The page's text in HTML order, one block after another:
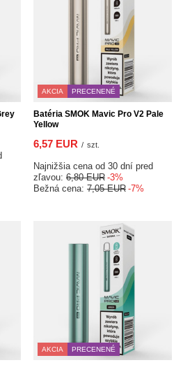
AKCIA PRECENENÉ
Batéria SMOK Mavic Pro V2 Pale
Yellow
6,57 EUR / szt.
Najnižšia cena od 30 dní pred
zľavou: 6,80 EUR -3%
Bežná cena: 7,05 EUR -7%
AKCIA PRECENENÉ